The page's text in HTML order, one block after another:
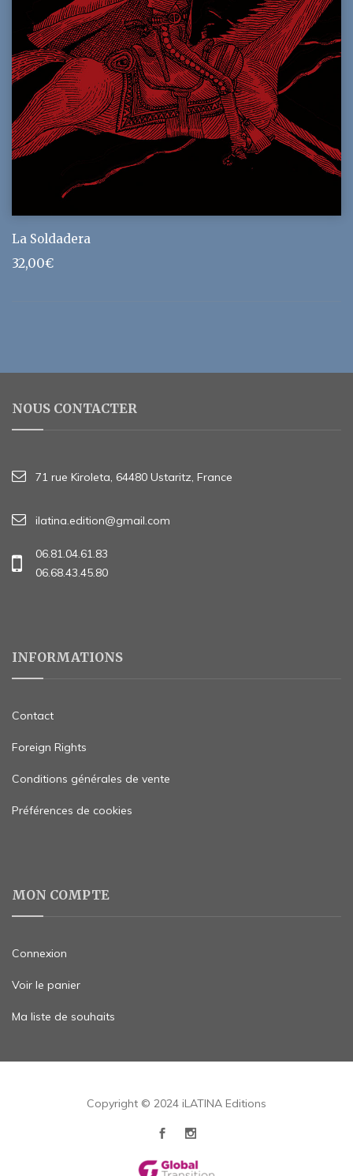
La Soldadera
32,00€
NOUS CONTACTER
71 rue Kiroleta, 64480 Ustaritz, France
ilatina.edition@gmail.com
06.81.04.61.83
06.68.43.45.80
INFORMATIONS
Contact
Foreign Rights
Conditions générales de vente
Préférences de cookies
MON COMPTE
Connexion
Voir le panier
Ma liste de souhaits
Copyright © 2024 iLATINA Editions